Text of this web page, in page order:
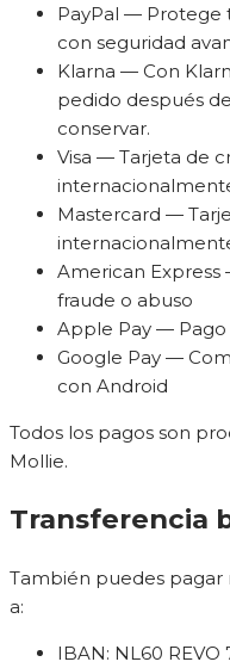
PayPal — Protege
con seguridad
Klarna — Con
pedido después
conservar.
Visa — Tarjeta de
Mastercard —
American Express
fraude o abuso
Apple Pay — Pago
Google Pay —
con Android
Todos los pagos son
Mollie.
Transferencia
También puedes pagar
a:
IBAN: NL60 REVO